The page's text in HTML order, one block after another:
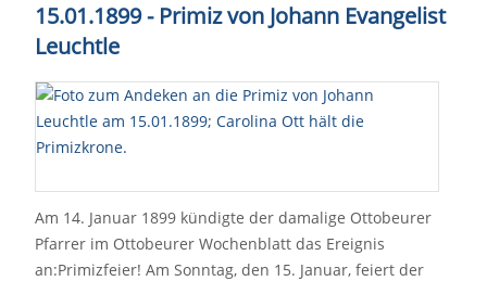
15.01.1899 - Primiz von Johann Evangelist
Leuchtle
Am 14. Januar 1899 kündigte der damalige Ottobeurer
Pfarrer im Ottobeurer Wochenblatt das Ereignis
an:Primizfeier! Am Sonntag, den 15. Januar, feiert der